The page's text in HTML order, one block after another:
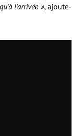
l’arrivée », ajoute-